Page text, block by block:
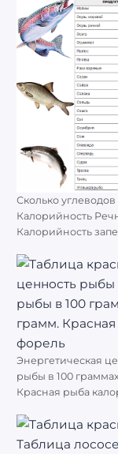
Сколько
Калорийность
Калорийность
Энергетическая
рыбы в 100
Красная рыба